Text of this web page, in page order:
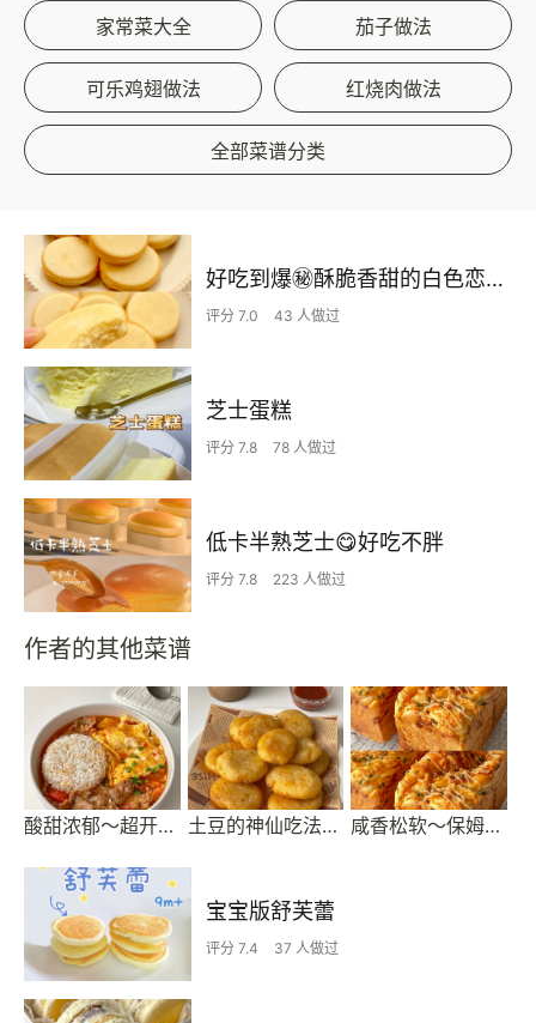
家常菜大全 茄子做法
可乐鸡翅做法 红烧肉做法
全部菜谱分类
好吃到爆㊙️酥脆香甜的白色恋人饼干‼️零难度
评分 7.0 43 人做过
芝士蛋糕
评分 7.8 78 人做过
低卡半熟芝士😋好吃不胖
评分 7.8 223 人做过
作者的其他菜谱
酸甜浓郁～超开胃🔥番茄滑蛋牛肉饭 土豆的神仙吃法‼️巨简单 ｜ 炸薯饼 咸香松软～保姆级教程‼️葱香肉松手撕吐司
宝宝版舒芙蕾
评分 7.4 37 人做过